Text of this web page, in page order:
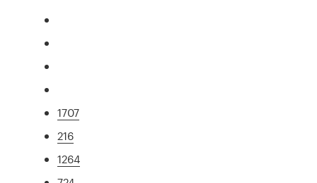
1707
216
1264